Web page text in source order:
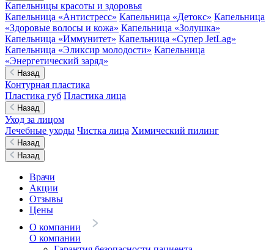
Капельницы красоты и здоровья
Капельница «Антистресс» Капельница «Детокс» Капельница
«Здоровые волосы и кожа» Капельница «Золушка»
Капельница «Иммунитет» Капельница «Супер JetLag»
Капельница «Эликсир молодости» Капельница
«Энергетический заряд»
Назад
Контурная пластика
Пластика губ Пластика лица
Назад
Уход за лицом
Лечебные уходы Чистка лица Химический пилинг
Назад
Назад
Врачи
Акции
Отзывы
Цены
О компании
О компании